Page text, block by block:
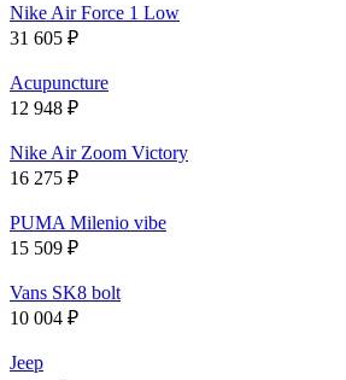
Nike Air Force 1 Low
31 605 ₽
Acupuncture
12 948 ₽
Nike Air Zoom Victory
16 275 ₽
PUMA Milenio vibe
15 509 ₽
Vans SK8 bolt
10 004 ₽
Jeep